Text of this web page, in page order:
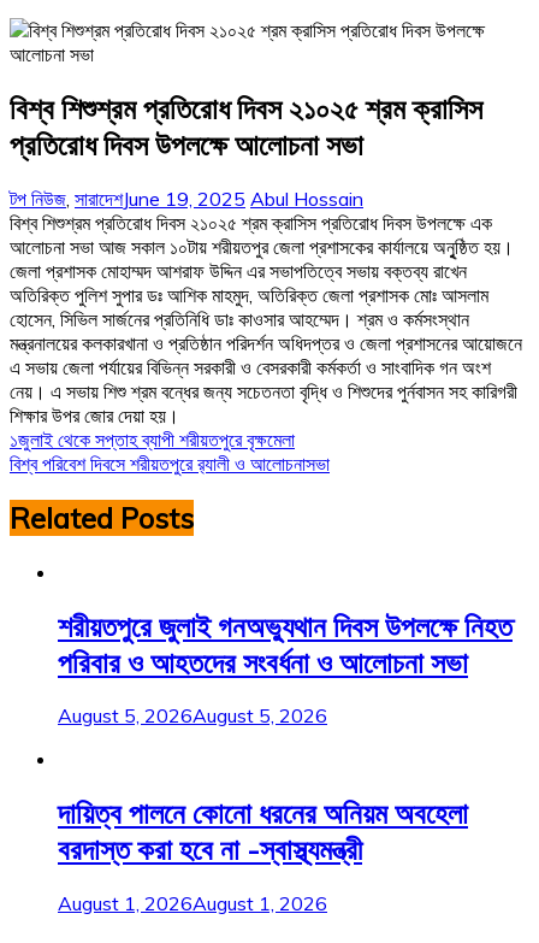
বিশ্ব শিশুশ্রম প্রতিরোধ দিবস ২১০২৫ শ্রম ক্রাসিস
প্রতিরোধ দিবস উপলক্ষে আলোচনা সভা
টপ নিউজ সারাদেশJune 19, 2025 Abul Hossain
বিশ্ব শিশুশ্রম প্রতিরোধ দিবস ২১০২৫ শ্রম ক্রাসিস প্রতিরোধ দিবস উপলক্ষে এক
আলোচনা সভা আজ সকাল ১০টায় শরীয়তপুর জেলা প্রশাসকের কার্যালয়ে অনুৃষ্ঠিত হয়।
জেলা প্রশাসক মোহাম্মদ আশরাফ উদ্দিন এর সভাপতিত্বে সভায় বক্তব্য রাখেন
অতিরিক্ত পুলিশ সুপার ডঃ আশিক মাহমুদ, অতিরিক্ত জেলা প্রশাসক মোঃ আসলাম
হোসেন, সিভিল সার্জনের প্রতিনিধি ডাঃ কাওসার আহম্মেদ। শ্রম ও কর্মসংস্থান
মন্ত্রনালয়ের কলকারখানা ও প্রতিষ্ঠান পরিদর্শন অধিদপ্তর ও জেলা প্রশাসনের আয়োজনে
এ সভায় জেলা পর্যায়ের বিভিন্ন সরকারী ও বেসরকারী কর্মকর্তা ও সাংবাদিক গন অংশ
নেয়। এ সভায় শিশু শ্রম বন্ধের জন্য সচেতনতা বৃদ্ধি ও শিশুদের পুর্নবাসন সহ কারিগরী
শিক্ষার উপর জোর দেয়া হয়।
Post
navigation
১জুলাই থেকে সপ্তাহ ব্যাপী শরীয়তপুরে বৃক্ষমেলা
বিশ্ব পরিবেশ দিবসে শরীয়তপুরে র‌্যালী ও আলোচনাসভা
Related Posts
শরীয়তপুরে জুলাই গনঅভ্যুথান দিবস উপলক্ষে নিহত
পরিবার ও আহতদের সংবর্ধনা ও আলোচনা সভা
August 5, 2026August 5, 2026
দায়িত্ব পালনে কোনো ধরনের অনিয়ম অবহেলা
বরদাস্ত করা হবে না -স্বাস্থ্যমন্ত্রী
August 1, 2026August 1, 2026